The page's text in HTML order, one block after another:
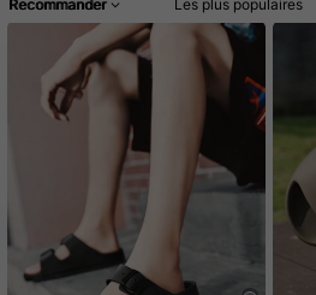
Recommander Les plus populaires